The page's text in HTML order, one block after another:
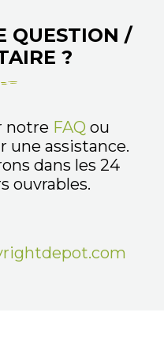
QUESTION /
?
notre FAQ ou
une assistance.
dans les 24
ouvrables.